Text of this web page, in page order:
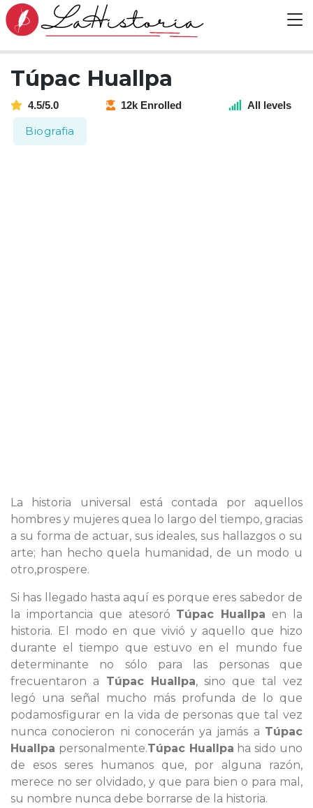
Túpac Huallpa
4.5/5.0 12k Enrolled All levels
Biografia
La historia universal está contada por aquellos
hombres y mujeres quea lo largo del tiempo, gracias
a su forma de actuar, sus ideales, sus hallazgos o su
arte; han hecho quela humanidad, de un modo u
otro,prospere.
Si has llegado hasta aquí es porque eres sabedor de
la importancia que atesoró Túpac Huallpa en la
historia. El modo en que vivió y aquello que hizo
durante el tiempo que estuvo en el mundo fue
determinante no sólo para las personas que
frecuentaron a Túpac Huallpa, sino que tal vez
legó una señal mucho más profunda de lo que
podamosfigurar en la vida de personas que tal vez
nunca conocieron ni conocerán ya jamás a Túpac
Huallpa personalmente.Túpac Huallpa ha sido uno
de esos seres humanos que, por alguna razón,
merece no ser olvidado, y que para bien o para mal,
su nombre nunca debe borrarse de la historia.